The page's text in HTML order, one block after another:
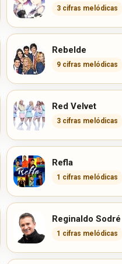
3 cifras melódicas
Rebelde
9 cifras melódicas
Red Velvet
3 cifras melódicas
Refla
1 cifras melódicas
Reginaldo Sodré
1 cifras melódicas